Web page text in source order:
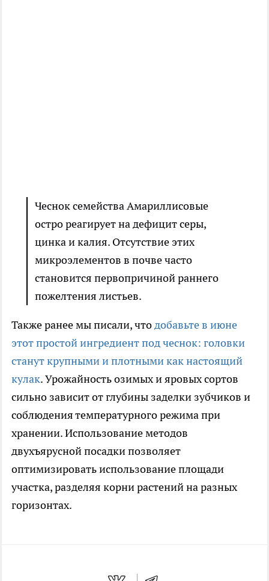
Чеснок семейства Амариллисовые
остро реагирует на дефицит серы,
цинка и калия. Отсутствие этих
микроэлементов в почве часто
становится первопричиной раннего
пожелтения листьев.
Также ранее мы писали, чтодобавьте в июне
этот простой ингредиент под чеснок: головки
станут крупными и плотными как настоящий
кулак. Урожайность озимых и яровых сортов
сильно зависит от глубины заделки зубчиков и
соблюдения температурного режима при
хранении. Использование методов
двухъярусной посадки позволяет
оптимизировать использование площади
участка, разделяя корни растений на разных
горизонтах.